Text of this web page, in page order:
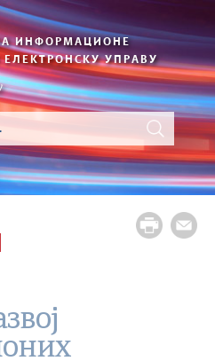
ИНФОРМАЦИОНЕ
ЕЛЕКТРОНСКУ УПРАВУ